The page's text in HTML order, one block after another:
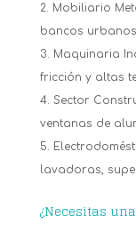
Mobiliario
bancos
Maquinaria
fricción y altas
Sector
ventanas de
lavadoras,
¿Necesitas